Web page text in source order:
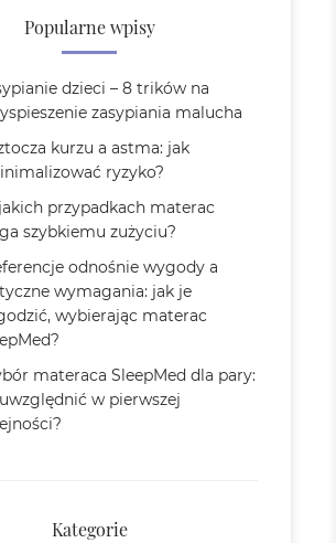
Popularne wpisy
dzieci – 8 trików na
zasypiania malucha
kurzu a astma: jak
ryzyko?
przypadkach materac
szybkiemu zużyciu?
odnośnie wygody a
wymagania: jak je
wybierając materac
materaca SleepMed dla pary:
w pierwszej
Kategorie